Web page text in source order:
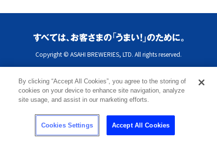
Copyright © ASAHI BREWERIES, LTD. All rights reserved.
By clicking “Accept All Cookies”, you agree to the storing of
cookies on your device to enhance site navigation, analyze
site usage, and assist in our marketing efforts.
Cookies Settings Accept All Cookies